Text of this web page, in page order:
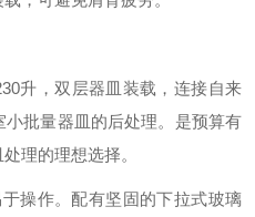
升，双层器皿装载，连接自来
批量器皿的后处理。是预算有
理的理想选择。
操作。配有坚固的下拉式玻璃